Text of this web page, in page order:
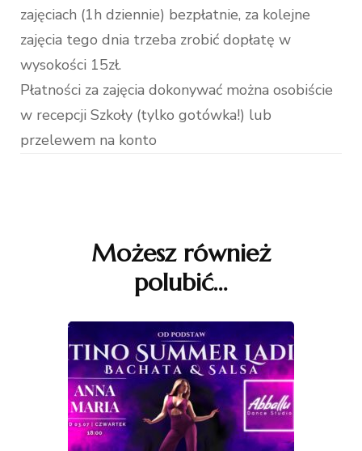
zajęciach (1h dziennie) bezpłatnie, za kolejne
zajęcia tego dnia trzeba zrobić dopłatę w
wysokości 15zł.
Płatności za zajęcia dokonywać można osobiście
w recepcji Szkoły (tylko gotówka!) lub
przelewem na konto
Możesz również
polubić…